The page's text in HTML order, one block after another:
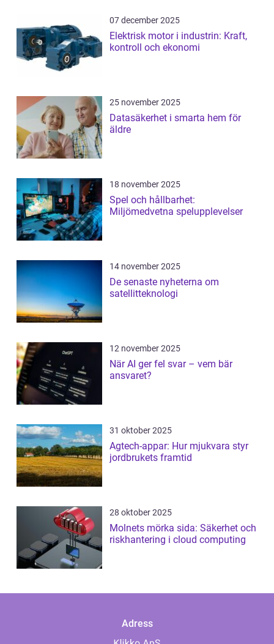
07 december 2025
Elektrisk motor i industrin: Kraft,
kontroll och ekonomi
25 november 2025
Datasäkerhet i smarta hem för
äldre
18 november 2025
Spel och hållbarhet:
Miljömedvetna spelupplevelser
14 november 2025
De senaste nyheterna om
satellitteknologi
12 november 2025
När AI ger fel svar – vem bär
ansvaret?
31 oktober 2025
Agtech-appar: Hur mjukvara styr
jordbrukets framtid
28 oktober 2025
Molnets mörka sida: Säkerhet och
riskhantering i cloud computing
Adress